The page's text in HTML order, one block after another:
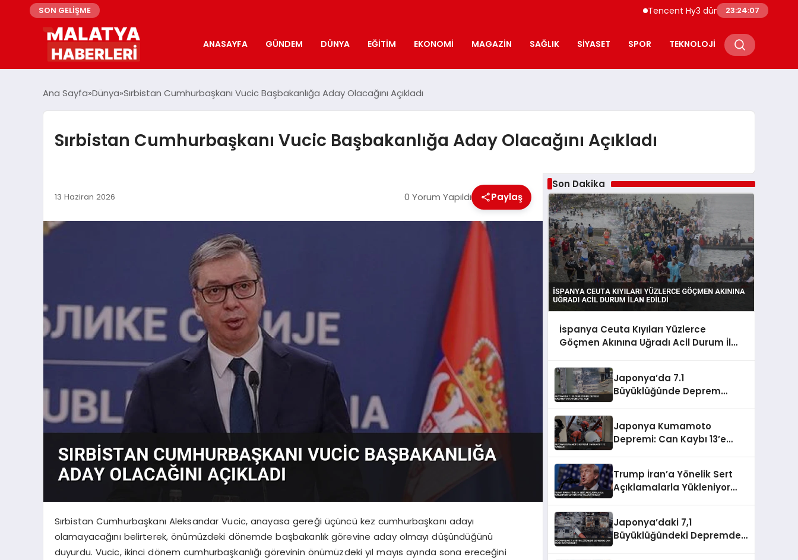
SON GELİŞME Tencent Hy3 dünya genelinde kullanıma
23:24:08
ANASAYFA GÜNDEM DÜNYA EĞITIM EKONOMI MAGAZIN SAĞLIK SIYASET SPOR TEKNOLOJI
Ana Sayfa Dünya Sırbistan Cumhurbaşkanı Vucic Başbakanlığa Aday Olacağını Açıkladı
Sırbistan Cumhurbaşkanı Vucic Başbakanlığa Aday Olacağını Açıkladı
13 Haziran 2026 0 Yorum Yapıldı Paylaş
Sırbistan Cumhurbaşkanı Aleksandar Vucic, anayasa gereği üçüncü kez cumhurbaşkanı adayı
olamayacağını belirterek, önümüzdeki dönemde başbakanlık görevine aday olmayı düşündüğünü
duyurdu. Vucic, ikinci dönem cumhurbaşkanlığı görevinin önümüzdeki yıl mayıs ayında sona ereceğini
Son Dakika
İspanya Ceuta Kıyıları Yüzlerce
Göçmen Akınına Uğradı Acil Durum İlan
Japonya’da 7.1
Büyüklüğünde Deprem
Japonya Kumamoto
Depremi: Can Kaybı 13’e
Trump İran’a Yönelik Sert
Açıklamalarla Yükleniyor
Japonya’daki 7,1
Büyüklüğündeki Depremde